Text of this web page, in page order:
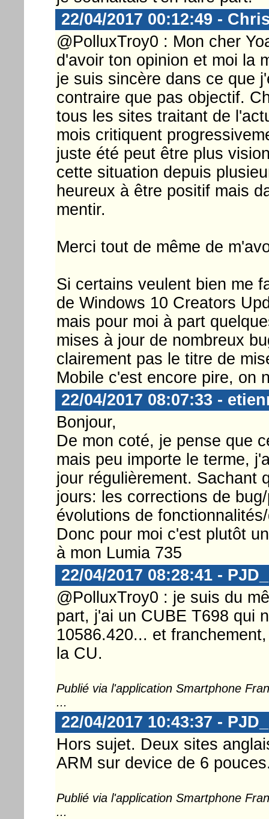
22/04/2017 00:12:49 -
@PolluxTroy0 : Mon cher
d'avoir ton opinion et moi la
je suis sincère dans ce que
contraire que pas objectif.
tous les sites traitant de
mois critiquent
juste été peut être plus
cette situation depuis
heureux à être positif mais
mentir.
Merci tout de même de
Si certains veulent bien me
de Windows 10 Creators
mais pour moi à part
mises à jour de nombreux
clairement pas le titre de
Mobile c'est encore pire, on
22/04/2017 08:07:33 -
Bonjour,
De mon coté, je pense que
mais peu importe le terme,
jour régulièrement. Sachant
jours: les corrections de
évolutions de
Donc pour moi c'est plutôt
à mon Lumia 735
22/04/2017 08:28:41 -
@PolluxTroy0 : je suis du
part, j'ai un CUBE T698 qui
10586.420... et
la CU.
Publié via l'application Smartphone
...
22/04/2017 10:43:37 -
Hors sujet. Deux sites
ARM sur device de 6
Publié via l'application Smartphone
...